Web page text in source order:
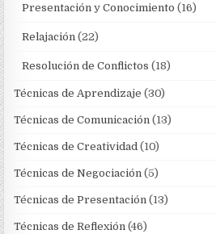
Presentación y Conocimiento (16)
Relajación (22)
Resolución de Conflictos (18)
Técnicas de Aprendizaje (30)
Técnicas de Comunicación (13)
Técnicas de Creatividad (10)
Técnicas de Negociación (5)
Técnicas de Presentación (13)
Técnicas de Reflexión (46)